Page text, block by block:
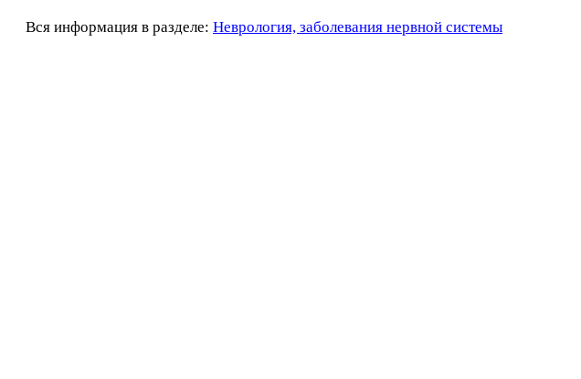
Вся информация в разделе: Неврология, заболевания нервной системы